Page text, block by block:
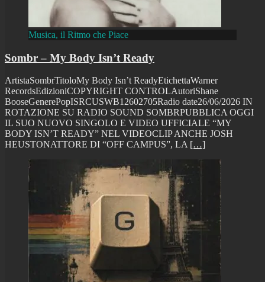
Musica, il Ritmo che Piace
Sombr – My Body Isn’t Ready
ArtistaSombrTitoloMy Body Isn’t ReadyEtichettaWarner
RecordsEdizioniCOPYRIGHT CONTROLAutoriShane
BooseGenerePopISRCUSWB12602705Radio date26/06/2026 IN
ROTAZIONE SU RADIO SOUND SOMBRPUBBLICA OGGI
IL SUO NUOVO SINGOLO E VIDEO UFFICIALE “MY
BODY ISN’T READY” NEL VIDEOCLIP ANCHE JOSH
HEUSTONATTORE DI “OFF CAMPUS”, LA […]